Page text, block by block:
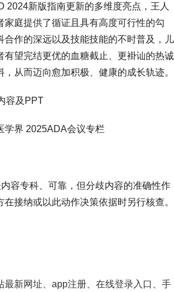
2024新版指南更新的多维度亮点，王人
家庭提供了循证且具有高度可行性的勾
合作的深远以及技能技能的不时普及，儿
有望完结更优的血糖截止、更褂讪的热诚
从而迈向愈加积极、健康的成长轨迹。
容及PPT
学界 2025ADA会议专栏
容专科、可靠，但分歧内容的准确性作
接纳或以此动作决策依据时另行核查。
最新网址、app注册、在线登录入口、手